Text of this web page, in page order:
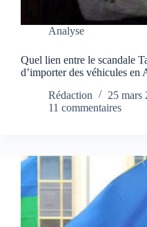
Analyse
Quel lien entre le scandale
d’importer des véhicules en
Rédaction
25 mars
11 commentaires